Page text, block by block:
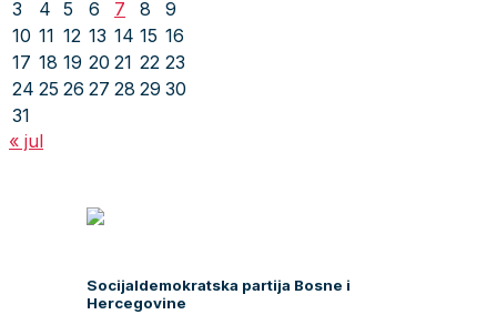
3
4 5 6 7 8
9
10 11 12 13 14 15 16
17 18 19 20 21 22 23
24 25 26 27 28 29 30
31
« jul
Socijaldemokratska partija Bosne i
Hercegovine